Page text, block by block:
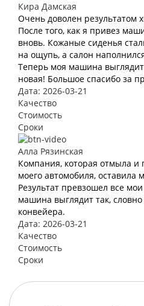
Кира Дамская
Очень доволен результатом
После того, как я привез
вновь. Кожаные сиденья
на ощупь, а салон
Теперь моя машина выглядит
новая! Большое спасибо за
Дата: 2026-03-21
Качество
Стоимость
Сроки
Алла Рязинская
Компания, которая отмыла и
моего автомобиля, оставила
Результат превзошел все
машина выглядит так,
конвейера.
Дата: 2026-03-21
Качество
Стоимость
Сроки